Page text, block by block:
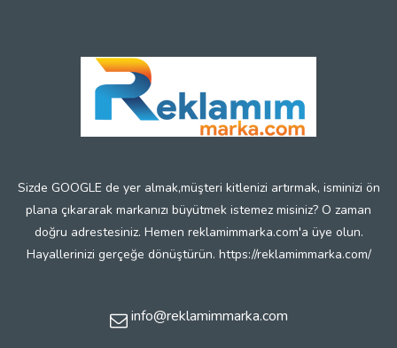
Sizde GOOGLE de yer almak,müşteri kitlenizi artırmak, isminizi ön
plana çıkararak markanızı büyütmek istemez misiniz? O zaman
doğru adrestesiniz. Hemen reklamimmarka.com'a üye olun.
Hayallerinizi gerçeğe dönüştürün. https://reklamimmarka.com/
info@reklamimmarka.com